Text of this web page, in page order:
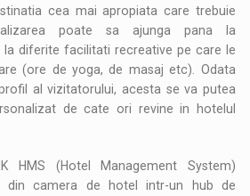
cea mai apropiata care trebuie
poate sa ajunga pana la
la diferite facilitati recreative pe care le
(ore de yoga, de masaj etc). Odata
al vizitatorului, acesta se va putea
de cate ori revine in hotelul
HMS (Hotel Management System)
din camera de hotel intr-un hub de